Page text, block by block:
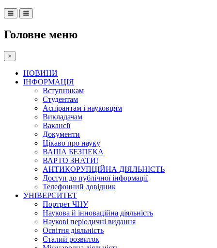
Головне меню
×
НОВИНИ
ІНФОРМАЦІЯ
Вступникам
Студентам
Аспірантам і науковцям
Викладачам
Вакансії
Документи
Цікаво про науку
ВАША БЕЗПЕКА
ВАРТО ЗНАТИ!
АНТИКОРУПЦІЙНА ДІЯЛЬНІСТЬ
Доступ до публічної інформації
Телефонний довідник
УНІВЕРСИТЕТ
Портрет ЧНУ
Наукова й інноваційна діяльність
Наукові періодичні видання
Освітня діяльність
Сталий розвиток